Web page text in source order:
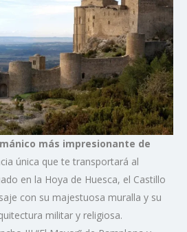
más impresionante de
única que te transportará al
en la Hoya de Huesca, el Castillo
con su majestuosa muralla y su
militar y religiosa.